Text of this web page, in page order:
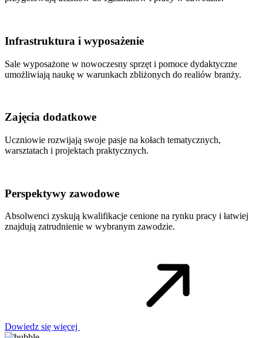
Infrastruktura i wyposażenie
Sale wyposażone w nowoczesny sprzęt i pomoce dydaktyczne
umożliwiają naukę w warunkach zbliżonych do realiów branży.
Zajęcia dodatkowe
Uczniowie rozwijają swoje pasje na kołach tematycznych,
warsztatach i projektach praktycznych.
Perspektywy zawodowe
Absolwenci zyskują kwalifikacje cenione na rynku pracy i łatwiej
znajdują zatrudnienie w wybranym zawodzie.
Dowiedz się więcej